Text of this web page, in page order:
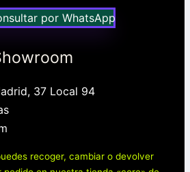
por WhatsApp
37 Local 94
recoger, cambiar o devolver